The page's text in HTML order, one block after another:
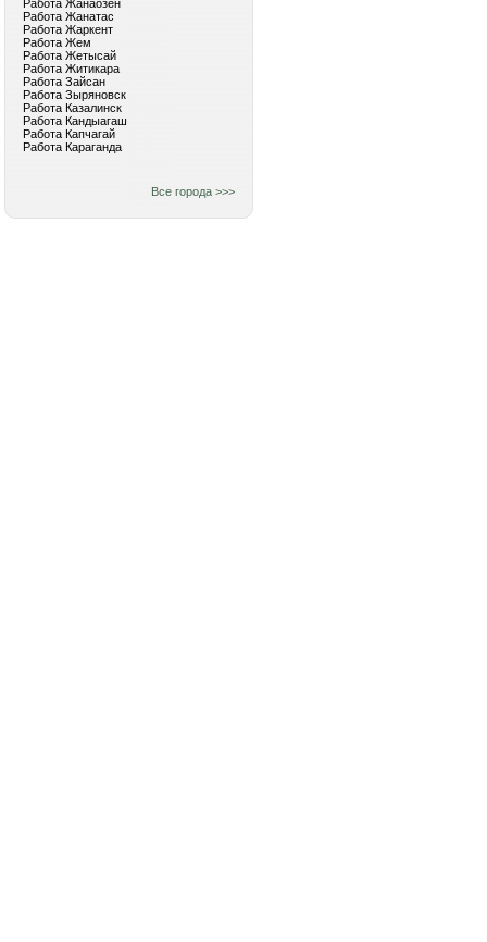
Работа Жанаозен
Работа Жанатас
Работа Жаркент
Работа Жем
Работа Жетысай
Работа Житикара
Работа Зайсан
Работа Зыряновск
Работа Казалинск
Работа Кандыагаш
Работа Капчагай
Работа Караганда
Все города >>>